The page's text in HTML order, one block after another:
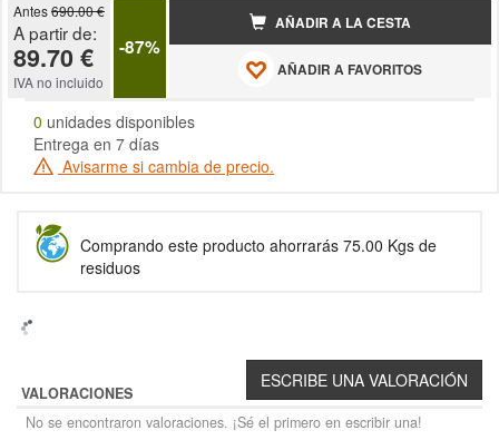
Antes690.00 €
A partir de:
89.70 €
IVA no incluido
-87%
AÑADIR A LA CESTA
AÑADIR A FAVORITOS
0 unidades disponibles
Entrega en 7 días
Avisarme si cambia de precio.
Comprando este producto ahorrarás 75.00 Kgs de
residuos
VALORACIONES
No se encontraron valoraciones. ¡Sé el primero en escribir una!